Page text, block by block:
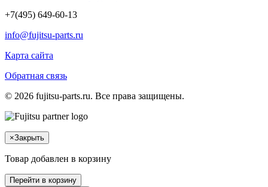
+7(495) 649-60-13
info@fujitsu-parts.ru
Карта сайта
Обратная связь
© 2026 fujitsu-parts.ru. Все права защищены.
×Закрыть
Товар добавлен в корзину
Перейти в корзину